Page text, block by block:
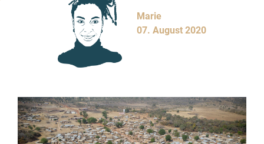
Marie
07. August 2020